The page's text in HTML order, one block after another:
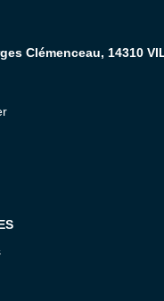
Clémenceau, 14310